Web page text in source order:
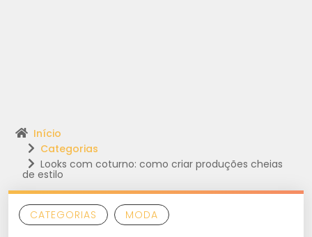
Início
Categorias
Looks com coturno: como criar produções cheias
de estilo
CATEGORIAS MODA